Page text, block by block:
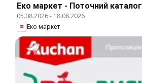
Еко маркет - Поточний каталог
05.08.2026- 18.08.2026
Еко маркет